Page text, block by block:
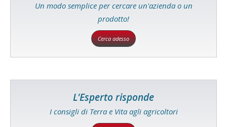
Un modo semplice per cercare un'azienda o un
prodotto!
Cerca adesso
L'Esperto risponde
I consigli di Terra e Vita agli agricoltori